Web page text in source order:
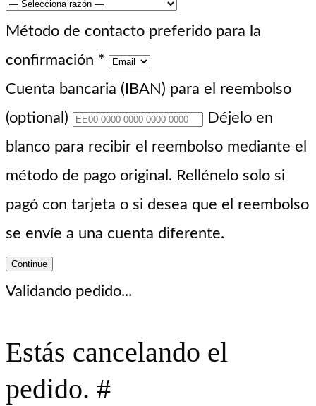
Método de contacto preferido para la
confirmación *
Cuenta bancaria (IBAN) para el reembolso
(optional)
Déjelo en
blanco para recibir el reembolso mediante el
método de pago original. Rellénelo solo si
pagó con tarjeta o si desea que el reembolso
se envíe a una cuenta diferente.
Continue
Validando pedido...
Estás cancelando el
pedido. #